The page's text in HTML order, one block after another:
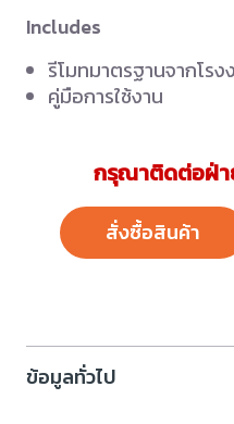
Includes
รีโมทมาตรฐานจากโรง
คู่มือการใช้งาน
กรุณาติดต่อฝ่า
สั่งซื้อสินค้า
ข้อมูลทั่วไป